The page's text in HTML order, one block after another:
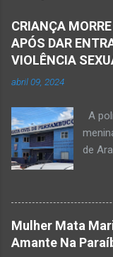
CRIANÇA
APÓS DAR
VIOLÊNCIA
abril 09, 2024
A
de
feira
na
Mulher Mata
Amante Na